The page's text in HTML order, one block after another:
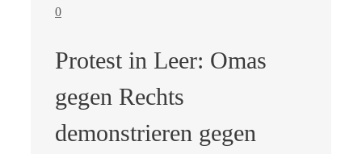
0
Protest in Leer: Omas
gegen Rechts
demonstrieren gegen